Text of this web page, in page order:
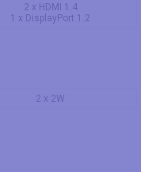
2 x HDMI 1.4
1 x DisplayPort 1.2
2 x 2W